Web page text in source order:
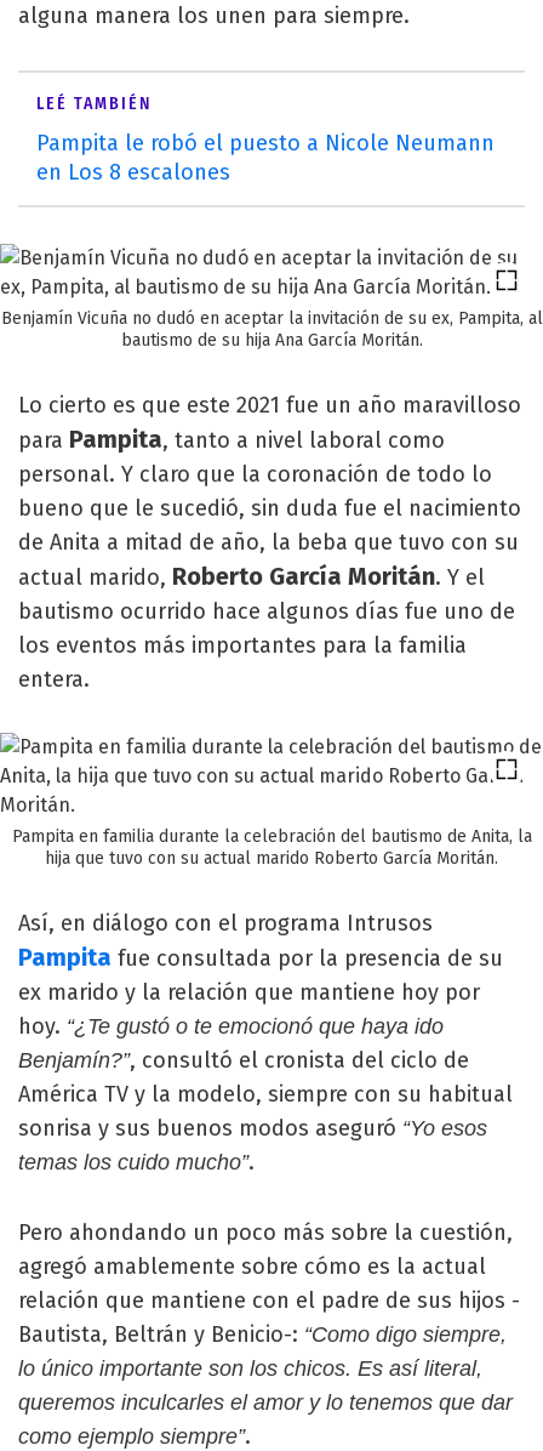
alguna manera los unen para siempre.
LEÉ TAMBIÉN
Pampita le robó el puesto a Nicole Neumann
en Los 8 escalones
Benjamín Vicuña no dudó en aceptar la invitación de su ex, Pampita, al
bautismo de su hija Ana García Moritán.
Lo cierto es que este 2021 fue un año maravilloso
para Pampita, tanto a nivel laboral como
personal. Y claro que la coronación de todo lo
bueno que le sucedió, sin duda fue el nacimiento
de Anita a mitad de año, la beba que tuvo con su
actual marido, Roberto García Moritán. Y el
bautismo ocurrido hace algunos días fue uno de
los eventos más importantes para la familia
entera.
Pampita en familia durante la celebración del bautismo de Anita, la
hija que tuvo con su actual marido Roberto García Moritán.
Así, en diálogo con el programa Intrusos
Pampita fue consultada por la presencia de su
ex marido y la relación que mantiene hoy por
hoy. “¿Te gustó o te emocionó que haya ido
Benjamín?”, consultó el cronista del ciclo de
América TV y la modelo, siempre con su habitual
sonrisa y sus buenos modos aseguró “Yo esos
temas los cuido mucho”.
Pero ahondando un poco más sobre la cuestión,
agregó amablemente sobre cómo es la actual
relación que mantiene con el padre de sus hijos -
Bautista, Beltrán y Benicio-: “Como digo siempre,
lo único importante son los chicos. Es así literal,
queremos inculcarles el amor y lo tenemos que dar
como ejemplo siempre”.